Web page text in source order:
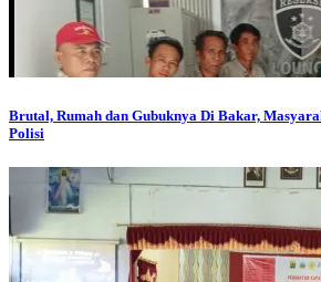
Brutal, Rumah dan Gubuknya Di Bakar,
Polisi